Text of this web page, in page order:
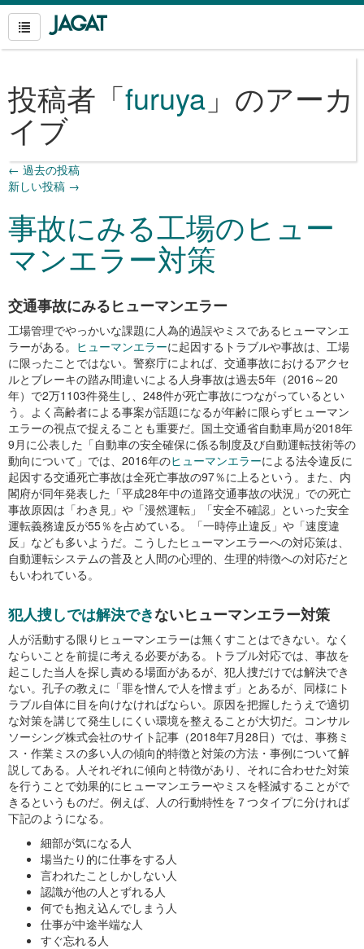
投稿者「furuya 」のアーカ
イブ
← 過去の投稿
新しい投稿 →
事故にみる工場のヒュー
マンエラー対策
交通事故にみるヒューマンエラー
工場管理でやっかいな課題に人為的過誤やミスであるヒューマンエ
ラーがある。 ヒューマンエラーに起因するトラブルや事故は、工場
に限ったことではない。警察庁によれば、交通事故におけるアクセ
ルとブレーキの踏み間違いによる人身事故は過去5年（2016～20
年）で2万1103件発生し、248件が死亡事故につながっているとい
う。よく高齢者による事案が話題になるが年齢に限らずヒューマン
エラーの視点で捉えることも重要だ。国土交通省自動車局が2018年
9月に公表した「自動車の安全確保に係る制度及び自動運転技術等の
動向について」では、2016年のヒューマンエラーによる法令違反に
起因する交通死亡事故は全死亡事故の97％に上るという。また、内
閣府が同年発表した「平成28年中の道路交通事故の状況」での死亡
事故原因は「わき見」や「漫然運転」「安全不確認」といった安全
運転義務違反が55％を占めている。「一時停止違反」や「速度違
反」なども多いようだ。こうしたヒューマンエラーへの対応策は、
自動運転システムの普及と人間の心理的、生理的特徴への対応だと
もいわれている。
犯人捜しでは解決できないヒューマンエラー対策
人が活動する限りヒューマンエラーは無くすことはできない。なく
ならいことを前提に考える必要がある。トラブル対応では、事故を
起こした当人を探し責める場面があるが、犯人捜だけでは解決でき
ない。孔子の教えに「罪を憎んで人を憎まず」とあるが、同様にト
ラブル自体に目を向けなければならい。原因を把握したうえで適切
な対策を講じて発生しにくい環境を整えることが大切だ。コンサル
ソーシング株式会社のサイト記事（2018年7月28日）では、事務ミ
ス・作業ミスの多い人の傾向的特徴と対策の方法・事例について解
説してある。人それぞれに傾向と特徴があり、それに合わせた対策
を行うことで効果的にヒューマンエラーやミスを軽減することがで
きるというものだ。例えば、人の行動特性を７つタイプに分ければ
下記のようになる。
細部が気になる人
場当たり的に仕事をする人
言われたことしかしない人
認識が他の人とずれる人
何でも抱え込んでしまう人
仕事が中途半端な人
すぐ忘れる人